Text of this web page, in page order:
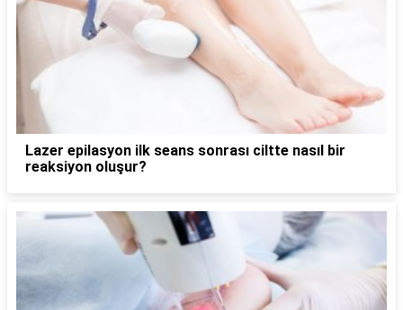
Lazer epilasyon ilk seans sonrası ciltte nasıl bir
reaksiyon oluşur?